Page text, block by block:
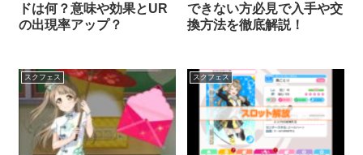
ドは何？意味や効果とUR
の出現率アップ？
できない方必見で入手や交
換方法を徹底解説！
スクフェス スクフェス